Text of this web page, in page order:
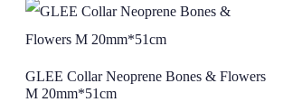
GLEE Collar Neoprene Bones & Flowers
M 20mm*51cm